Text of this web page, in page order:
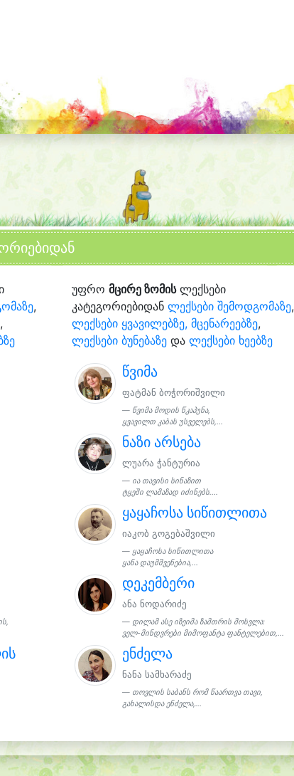
,
,
უფრო მცირე ზომისლექსები
კატეგორიებიდან ლექსები შემოდგომაზე,
ლექსები ყვავილებზე, მცენარეებზე,
ლექსები ბუნებაზედა ლექსები ხეებზე
წვიმა
ფატმან ბოჭორიშვილი
წვიმა მოდის წკაპუნა,
ყვავილთ კაბას უსველებს,...
ნაზი არსება
ლუარა ჭანტურია
ია თავისი სინაზით
ტყეში ლამაზად იძინებს....
ყაყაჩოსა სიწითლითა
იაკობ გოგებაშვილი
ყაყაჩოსა სიწითლითა
ყანა დაუმშვენებია,...
დეკემბერი
ანა ნოდარიძე
დილამ ასე იზეიმა ზამთრის მოსვლა:
ველ-მინდვრები მიმოფანტა ფანტელებით,...
ენძელა
ნანა სამხარაძე
თოვლის საბანს რომ წაართვა თავი,
გახალისდა ენძელა,...